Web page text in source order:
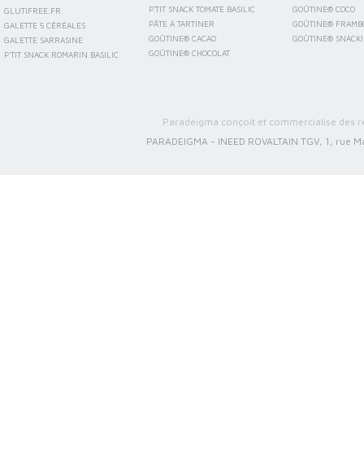
GLUTIFREE.FR
GALETTE 5 CÉRÉALES
GALETTE SARRASINE
P'TIT SNACK ROMARIN BASILIC
P'TIT SNACK TOMATE BASILIC
PÂTE À TARTINER
GOÛTINE® CACAO
GOÛTINE® CHOCOLAT
GOÛTINE® COCO
GOÛTINE®
GOÛTINE®
Paradeigma conçoit et commercialise des
PARADEIGMA - INEED ROVALTAIN TGV, 1, rue